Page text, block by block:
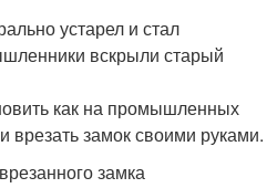
устарел и стал
вскрыли старый
как на промышленных
врезать замок своими руками.
замка